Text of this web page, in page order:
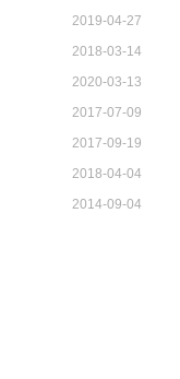
2019-04-27
2018-03-14
2020-03-13
2017-07-09
2017-09-19
2018-04-04
2014-09-04